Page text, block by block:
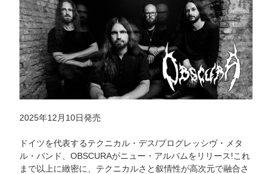
2025年12月10日発売
ドイツを代表するテクニカル・デス/プログレッシヴ・メタ
ル・バンド、OBSCURAがニュー・アルバムをリリース!これ
まで以上に緻密に、テクニカルさと叙情性が高次元で融合さ